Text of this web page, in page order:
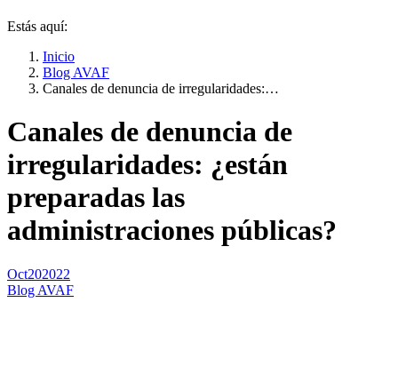
Estás aquí:
Inicio
Blog AVAF
Canales de denuncia de irregularidades:…
Canales de denuncia de
irregularidades: ¿están
preparadas las
administraciones públicas?
Oct202022
Blog AVAF